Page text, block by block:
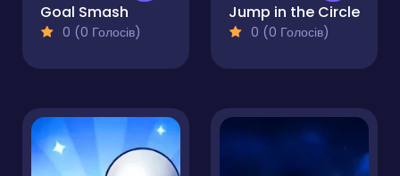
Goal Smash
0 (0 Голосів)
Jump in the Circle
0 (0 Голосів)